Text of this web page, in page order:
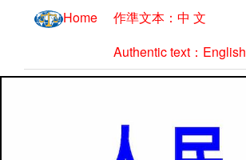
Home
作準文本：中 文
Authentic text：English